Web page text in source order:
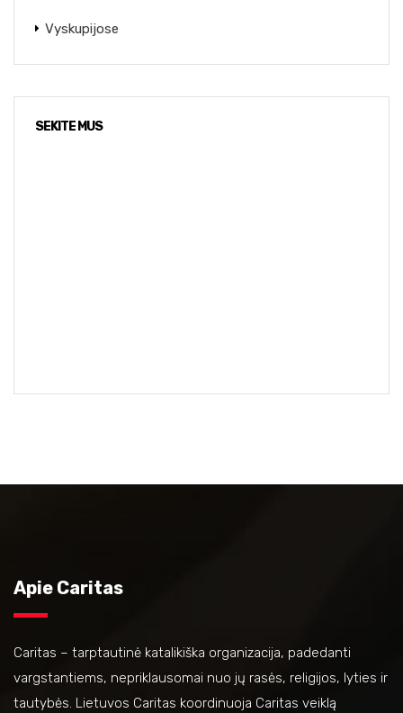
Vyskupijose
SEKITE MUS
Apie Caritas
Caritas – tarptautinė katalikiška organizacija, padedanti
vargstantiems, nepriklausomai nuo jų rasės, religijos, lyties ir
tautybės. Lietuvos Caritas koordinuoja Caritas veiklą